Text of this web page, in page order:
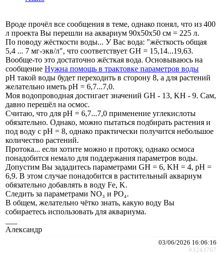
Вроде прочёл все сообщения в теме, однако понял, что из 400
л проекта Вы перешли на аквариум 90х50х50 см = 225 л.
По поводу жёсткости воды... У Вас вода: "жёсткость общая
5,4 ... 7 мг-экв/л", что соответствует GH = 15,14...19,63.
Вообще-то это достаточно жёсткая вода. Основываюсь на
сообщение Нужна помощь в трактовке параметров воды
рН такой воды будет переходить в сторону 8, а для растений
желательно иметь рН = 6,7...7,0.
Моя водопроводная достигает значений GH - 13, KH - 9. Сам,
давно перешёл на осмос.
Считаю, что для рН = 6,7...7,0 применение углекислоты
обязательно. Однако, можно пытаться подбирать растения и
под воду с рН = 8, однако практически получится небольшое
количество растений.
Протока... если хотите можно и протоку, однако осмоса
понадобится немало для поддержания параметров воды.
Допустим Вы зададитесь параметрами GH = 6, KH = 4, pH =
6,9. В этом случае понадобится в растительный аквариум
обязательно добавлять в воду Fe, K.
Следить за параметрами NO₃ и PO₄.
В общем, желательно чётко знать, какую воду Вы
собираетесь использовать для аквариума.
Александр
03/06/2026 16:06:16
#3243767